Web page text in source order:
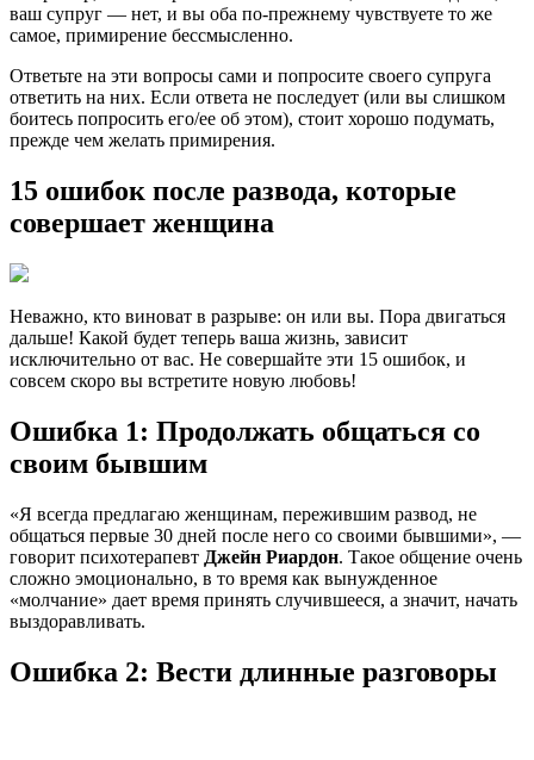
ваш супруг — нет, и вы оба по-прежнему чувствуете то же
самое, примирение бессмысленно.
Ответьте на эти вопросы сами и попросите своего супруга
ответить на них. Если ответа не последует (или вы слишком
боитесь попросить его/ее об этом), стоит хорошо подумать,
прежде чем желать примирения.
15 ошибок после развода, которые
совершает женщина
Неважно, кто виноват в разрыве: он или вы. Пора двигаться
дальше! Какой будет теперь ваша жизнь, зависит
исключительно от вас. Не совершайте эти 15 ошибок, и
совсем скоро вы встретите новую любовь!
Ошибка 1: Продолжать общаться со
своим бывшим
«Я всегда предлагаю женщинам, пережившим развод, не
общаться первые 30 дней после него со своими бывшими», —
говорит психотерапевт Джейн Риардон. Такое общение очень
сложно эмоционально, в то время как вынужденное
«молчание» дает время принять случившееся, а значит, начать
выздоравливать.
Ошибка 2: Вести длинные разговоры